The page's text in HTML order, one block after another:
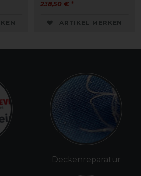
238,50 € *
ARTIKEL MERKEN
Deckenreparatur